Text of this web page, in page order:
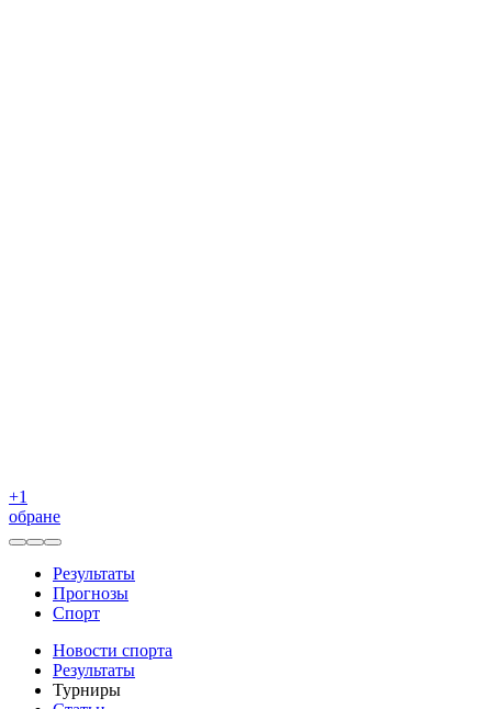
+1
обране
Результаты
Прогнозы
Спорт
Новости спорта
Результаты
Турниры